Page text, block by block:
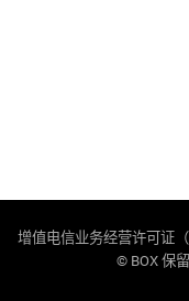
增值电信业务经营许可证
© BOX 保